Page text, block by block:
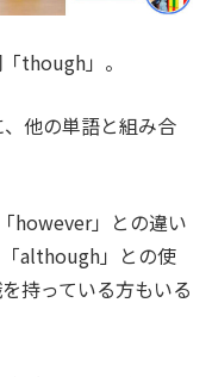
though」。
他の単語と組み合
however」との違い
although」との使
持っている方もいる